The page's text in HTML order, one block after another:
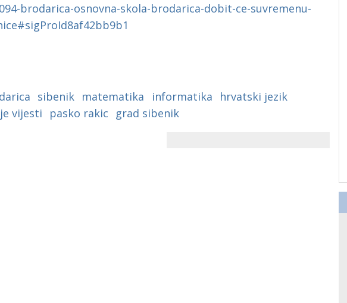
brodarica-osnovna-skola-brodarica-dobit-ce-suvremenu-
sibenik matematika informatika
hrvatski jezik
vijesti pasko rakic grad sibenik